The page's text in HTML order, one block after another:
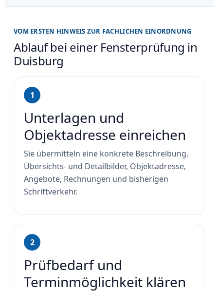
VOM ERSTEN HINWEIS ZUR FACHLICHEN EINORDNUNG
Ablauf bei einer Fensterprüfung in
Duisburg
1
Unterlagen und
Objektadresse einreichen
Sie übermitteln eine konkrete Beschreibung,
Übersichts- und Detailbilder, Objektadresse,
Angebote, Rechnungen und bisherigen
Schriftverkehr.
2
Prüfbedarf und
Terminmöglichkeit klären